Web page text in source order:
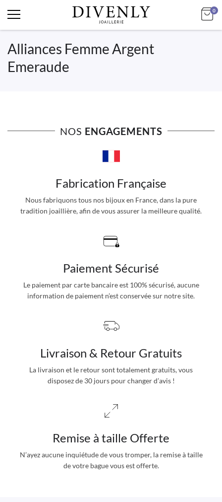
0
Alliances Femme Argent
Emeraude
NOS ENGAGEMENTS
Fabrication Française
Nous fabriquons tous nos bijoux en France, dans la pure
tradition joaillière, afin de vous assurer la meilleure qualité.
Paiement Sécurisé
Le paiement par carte bancaire est 100% sécurisé, aucune
information de paiement n’est conservée sur notre site.
Livraison & Retour Gratuits
La livraison et le retour sont totalement gratuits, vous
disposez de 30 jours pour changer d’avis !
Remise à taille Offerte
N’ayez aucune inquiétude de vous tromper, la remise à taille
de votre bague vous est offerte.